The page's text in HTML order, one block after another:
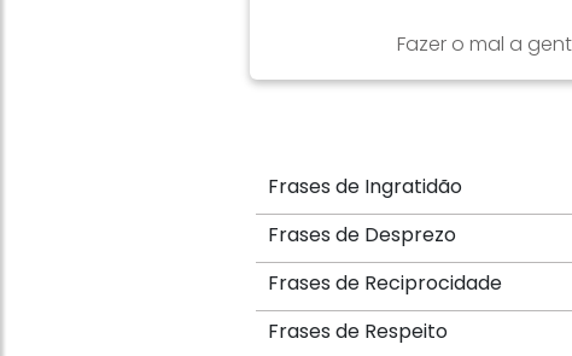
Fazer o mal a
Frases de Ingratidão
Frases de Desprezo
Frases de Reciprocidade
Frases de Respeito